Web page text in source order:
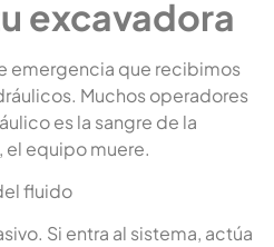
excavadora
emergencia que recibimos
Muchos operadores
es la sangre de la
el equipo muere.
fluido
Si entra al sistema, actúa